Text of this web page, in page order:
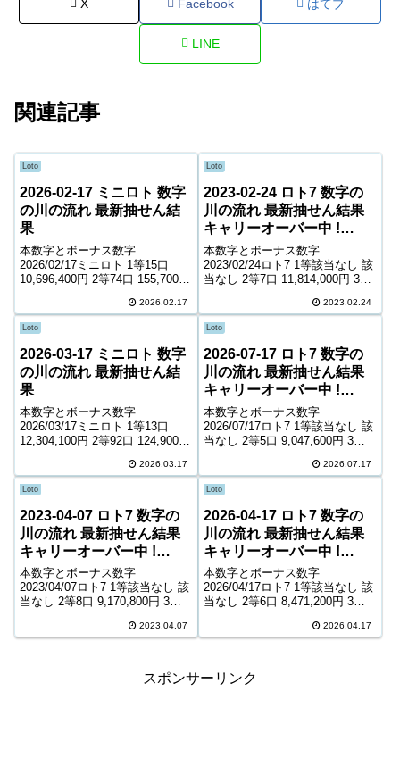
X Facebook はてブ
LINE
関連記事
Loto
2026-02-17 ミニロト 数字
の川の流れ 最新抽せん結
果
本数字とボーナス数字
2026/02/17ミニロト 1等15口
10,696,400円 2等74口 155,700円
口 1,100円 ＊抽せんの結果は最
終的に発売元の発表のものと照
合して下...
2026.02.17
Loto
2023-02-24 ロト7 数字の
川の流れ 最新抽せん結果
キャリーオーバー中 !
1,776,990,695円
本数字とボーナス数字
2023/02/24ロト7 1等該当なし 該
当なし 2等7口 11,814,000円 3等
10,900円 5等103,546口 1,600円
6等184,705口 1,10...
2023.02.24
Loto
2026-03-17 ミニロト 数字
の川の流れ 最新抽せん結
果
本数字とボーナス数字
2026/03/17ミニロト 1等13口
12,304,100円 2等92口 124,900円
口 1,000円 ＊抽せんの結果は最
終的に発売元の発表のものと照
合して下...
2026.03.17
Loto
2026-07-17 ロト7 数字の
川の流れ 最新抽せん結果
キャリーオーバー中 !
380,135,765円
本数字とボーナス数字
2026/07/17ロト7 1等該当なし 該
当なし 2等5口 9,047,600円 3等
8,800円 5等61,605口 1,700円 6
等113,788口 1,100円 キ...
2026.07.17
Loto
2023-04-07 ロト7 数字の
川の流れ 最新抽せん結果
キャリーオーバー中 !
813,677,235円
本数字とボーナス数字
2023/04/07ロト7 1等該当なし 該
当なし 2等8口 9,170,800円 3等
8,800円 5等101,882口 1,400円 6
2023.04.07
Loto
2026-04-17 ロト7 数字の
川の流れ 最新抽せん結果
キャリーオーバー中 !
433,409,850円
本数字とボーナス数字
2026/04/17ロト7 1等該当なし 該
当なし 2等6口 8,471,200円 3等
5,400円 5等91,357口 1,300円 6
2026.04.17
スポンサーリンク